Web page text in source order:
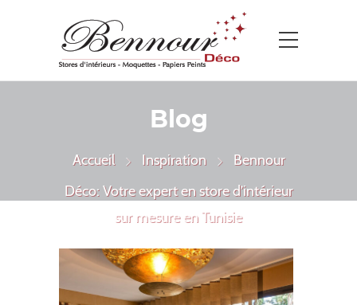
Blog
Accueil Inspiration
Bennour
Déco: Votre expert en store d’intérieur
sur mesure en Tunisie